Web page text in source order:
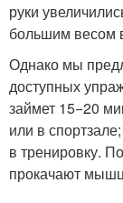
руки
большим весом
Однако мы
доступных
займет 15−20
или в
в тренировку.
прокачают